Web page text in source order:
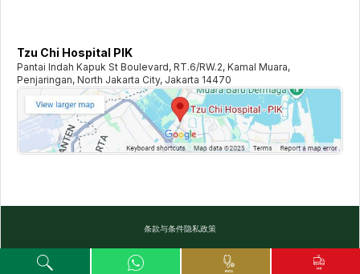
Tzu Chi Hospital PIK
Pantai Indah Kapuk St Boulevard, RT.6/RW.2, Kamal Muara,
Penjaringan, North Jakarta City, Jakarta 14470
TZU CHI HOSPITAL. ALL RIGHTS RESERVED
条款与条件隐私政策